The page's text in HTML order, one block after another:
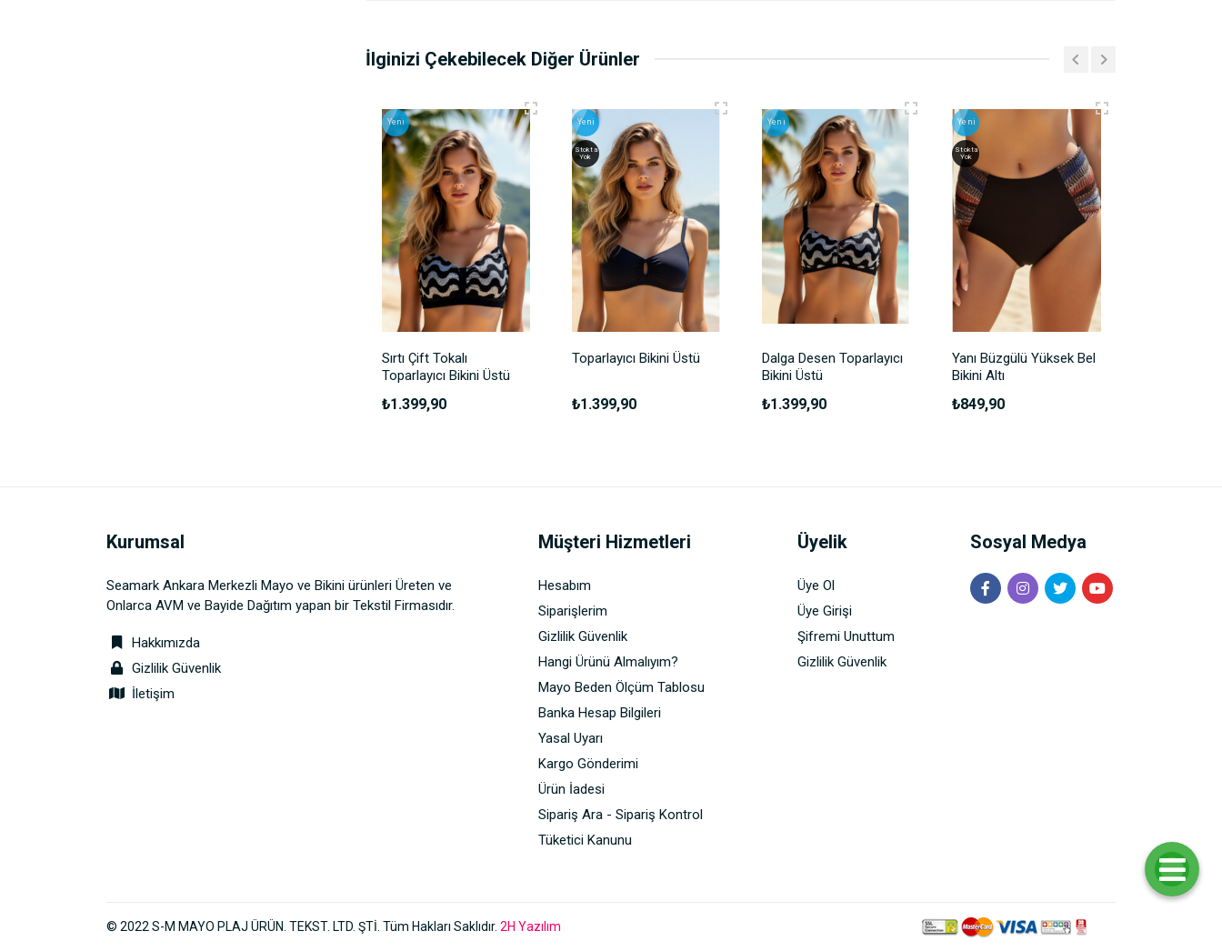
İlginizi Çekebilecek Diğer Ürünler
Yeni
Sırtı Çift Tokalı
Toparlayıcı Bikini Üstü
₺1.399,90
Yeni
Stokta
Yok
Toparlayıcı Bikini Üstü
₺1.399,90
Yeni
Dalga Desen Toparlayıcı
Bikini Üstü
₺1.399,90
Yeni
Stokta
Yok
Yanı Büzgülü Yüksek Bel
Bikini Altı
₺849,90
Kurumsal
Seamark Ankara Merkezli Mayo ve Bikini ürünleri Üreten ve
Onlarca AVM ve Bayide Dağıtım yapan bir Tekstil Firmasıdır.
Hakkımızda
Gizlilik Güvenlik
İletişim
Müşteri Hizmetleri
Hesabım
Siparişlerim
Gizlilik Güvenlik
Hangi Ürünü Almalıyım?
Mayo Beden Ölçüm Tablosu
Banka Hesap Bilgileri
Yasal Uyarı
Kargo Gönderimi
Ürün İadesi
Sipariş Ara - Sipariş Kontrol
Tüketici Kanunu
Üyelik
Üye Ol
Üye Girişi
Şifremi Unuttum
Gizlilik Güvenlik
Sosyal Medya
© 2022 S-M MAYO PLAJ ÜRÜN. TEKST. LTD. ŞTİ. Tüm Hakları Saklıdır. 2H Yazılım